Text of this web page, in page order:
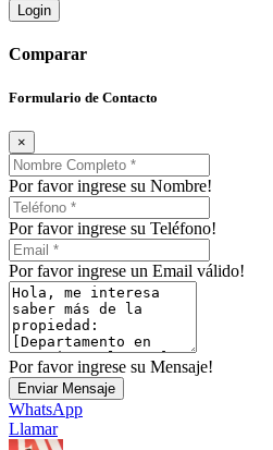
Login
Comparar
Formulario de Contacto
×
Por favor ingrese su Nombre!
Por favor ingrese su Teléfono!
Por favor ingrese un Email válido!
Por favor ingrese su Mensaje!
Enviar Mensaje
WhatsApp
Llamar